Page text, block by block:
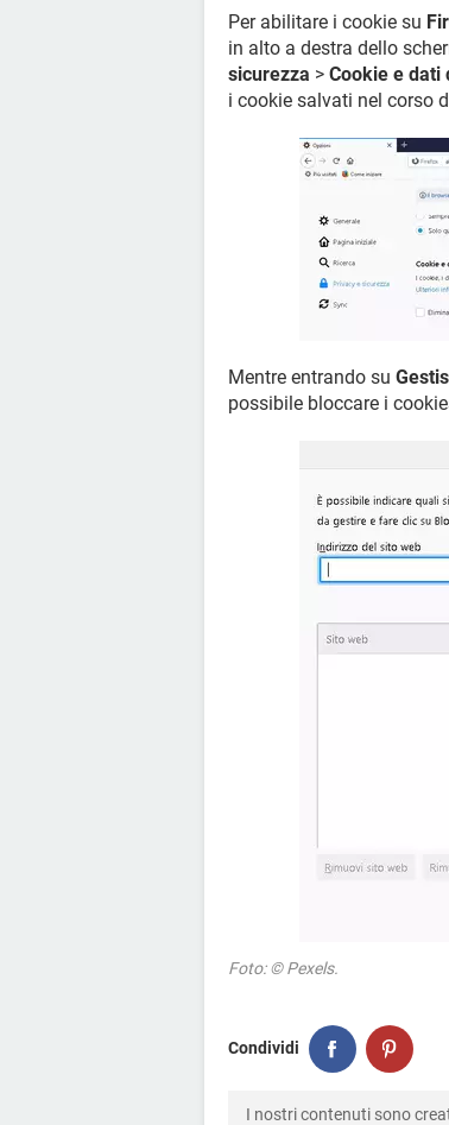
Per abilitare i cookie su
in alto a destra dello
sicurezza > Cookie e dati
i cookie salvati nel corso
Mentre entrando su
possibile bloccare i
Foto: © Pexels.
Condividi
I nostri contenuti sono